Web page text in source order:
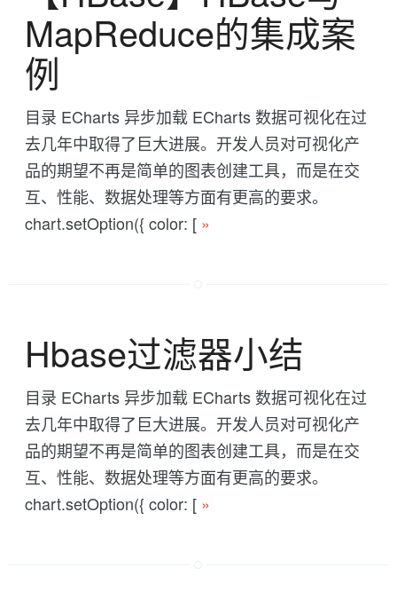
MapReduce的集成案
例
目录 ECharts 异步加载 ECharts 数据可视化在过
去几年中取得了巨大进展。开发人员对可视化产
品的期望不再是简单的图表创建工具，而是在交
互、性能、数据处理等方面有更高的要求。
chart.setOption({ color: [ »
Hbase过滤器小结
目录 ECharts 异步加载 ECharts 数据可视化在过
去几年中取得了巨大进展。开发人员对可视化产
品的期望不再是简单的图表创建工具，而是在交
互、性能、数据处理等方面有更高的要求。
chart.setOption({ color: [ »